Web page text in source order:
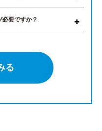
必要ですか？
る